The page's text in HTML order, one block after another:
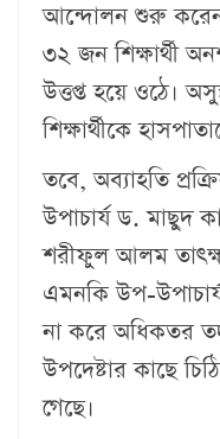
আন্দোলন শুরু
৩২ জন শিক্ষার্থী
উত্তপ্ত হয়ে ওঠে।
শিক্ষার্থীকে
তবে, অব্যাহতি
উপাচার্য ড. মাছুদ
শরীফুল আলম
এমনকি উপ-
না করে অধিকতর
উপদেষ্টার কাছে
গেছে।